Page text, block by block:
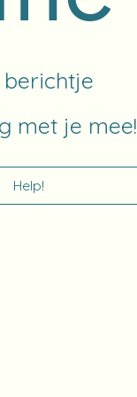
met je mee!
Help!